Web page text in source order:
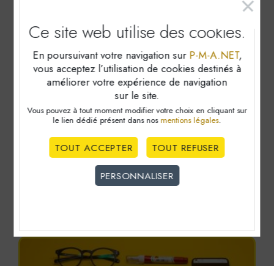
Les principales échéances
comptables pour le mois
d'août 2026
LIRE LA SUITE
Ce site web utilisedes cookies.
En poursuivant votre navigation sur P-M-A.NET,
vous acceptez l’utilisation de cookies destinés à
améliorer votre expérience de navigation
sur le site.
Vous pouvez à tout moment modifier votre choix en cliquant sur
le lien dédié présent dans nos mentions légales.
TOUT ACCEPTER TOUT REFUSER
PERSONNALISER
Ces cookies sont nécéssaires au bon fonctionnement du
ne récoltent et ne transmettent aucunes données